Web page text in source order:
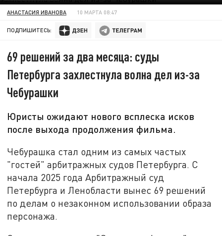
АНАСТАСИЯ ИВАНОВА 10 МАРТА 08:47
ПОДПИШИТЕСЬ:
69 решений за два месяца: суды
Петербурга захлестнула волна дел из-за
Чебурашки
Юристы ожидают нового всплеска исков
после выхода продолжения фильма.
Чебурашка стал одним из самых частых
"гостей" арбитражных судов Петербурга. С
начала 2025 года Арбитражный суд
Петербурга и Ленобласти вынес 69 решений
по делам о незаконном использовании образа
персонажа.